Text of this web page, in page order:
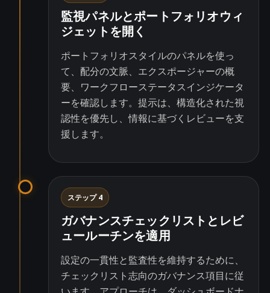
監視パネルとポートフォリオウィ
ジェットを開く
ポートフォリオスタイルのパネルを使っ
て、配分の文脈、エクスポージャーの概
要、ワークフローステータスインジケータ
ーを確認します。提示は、構造化された視
認性を優先し、情報に基づくレビューを支
援します。
ステップ 4
ガバナンスチェックリストとレビ
ュールーチンを適用
設定の一貫性と監査性を維持するために、
チェックリスト志向のガバナンス項目に従